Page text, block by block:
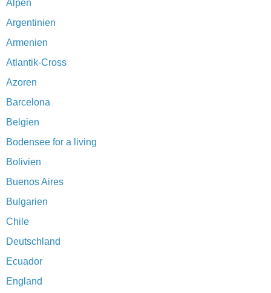
Alpen
Argentinien
Armenien
Atlantik-Cross
Azoren
Barcelona
Belgien
Bodensee for a living
Bolivien
Buenos Aires
Bulgarien
Chile
Deutschland
Ecuador
England